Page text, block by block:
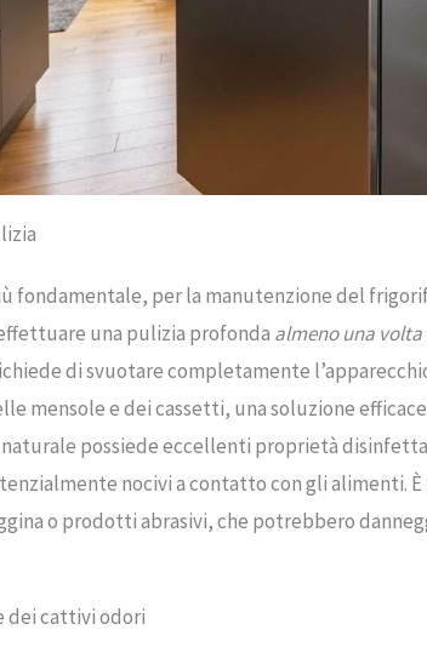
fondamentale, per la manutenzione del
una pulizia profonda almeno una volta
di svuotare completamente
mensole e dei cassetti, una soluzione
possiede eccellenti proprietà
nocivi a contatto con gli alimenti. È
o prodotti abrasivi, che potrebbero
dei cattivi odori